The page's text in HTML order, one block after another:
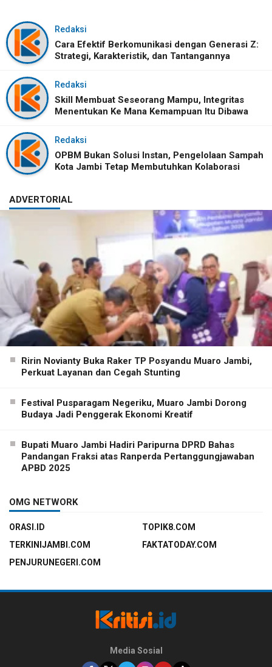
Redaksi
Cara Efektif Berkomunikasi dengan Generasi Z:
Strategi, Karakteristik, dan Tantangannya
Redaksi
Skill Membuat Seseorang Mampu, Integritas
Menentukan Ke Mana Kemampuan Itu Dibawa
Redaksi
OPBM Bukan Solusi Instan, Pengelolaan Sampah
Kota Jambi Tetap Membutuhkan Kolaborasi
ADVERTORIAL
Ririn Novianty Buka Raker TP Posyandu Muaro Jambi,
Perkuat Layanan dan Cegah Stunting
Festival Pusparagam Negeriku, Muaro Jambi Dorong
Budaya Jadi Penggerak Ekonomi Kreatif
Bupati Muaro Jambi Hadiri Paripurna DPRD Bahas
Pandangan Fraksi atas Ranperda Pertanggungjawaban
APBD 2025
OMG NETWORK
ORASI.ID
TOPIK8.COM
TERKINIJAMBI.COM
FAKTATODAY.COM
PENJURUNEGERI.COM
Media Sosial